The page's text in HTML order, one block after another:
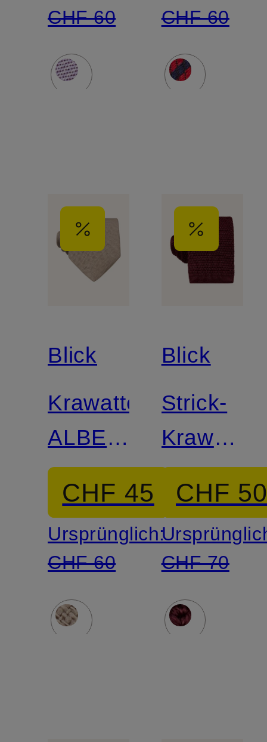
CHF 60
CHF 60
Blick
Krawatte
ALBERT
aus
Leinen
CHF 45
Ursprünglich:
CHF 60
Blick
Strick-
Krawatte
CHF
CHF 70